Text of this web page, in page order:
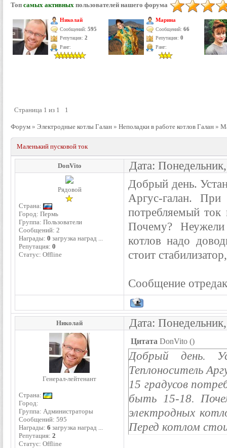
Топ самых активных пользователей нашего форума
Николай
Сообщений: 595
Репутация: 2
Ранг:
Марина
Сообщений: 66
Репутация: 0
Ранг:
Страница 1 из 1 1
Форум » Электродные котлы Галан » Неполадки в работе котлов Галан »
Маленький пусковой ток
DonVito Дата:
Рядовой
Страна:
Город: Пермь
Группа: Пользователи
Сообщений: 2
Награды: 0 загрузка наград ...
Репутация: 0
Статус: Offline
Добрый день.
Аргус-галан. При
потребляемый
Почему?
котлов надо
стоит
Сообщение
Николай Дата:
Генерал-лейтенант
Страна:
Город:
Группа: Администраторы
Сообщений: 595
Награды: 6 загрузка наград ...
Репутация: 2
Статус: Offline
Цитата DonVito ()
Добрый день.
Теплоноситель
15 градусов
быть 15-18.
электродных
Перед котлом